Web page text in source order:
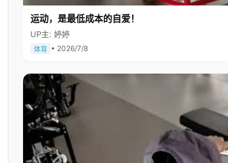
运动，是最低成本的自爱！
UP主: 婷婷
体育 • 2026/7/8